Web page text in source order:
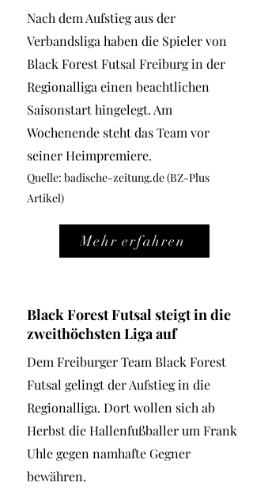
Nach dem Aufstieg aus der
Verbandsliga haben die Spieler von
Black Forest Futsal Freiburg in der
Regionalliga einen beachtlichen
Saisonstart hingelegt. Am
Wochenende steht das Team vor
seiner Heimpremiere.
Quelle: badische-zeitung.de (BZ-Plus
Artikel)
Mehr erfahren
Black Forest Futsal steigt in die
zweithöchsten Liga auf
Dem Freiburger Team Black Forest
Futsal gelingt der Aufstieg in die
Regionalliga. Dort wollen sich ab
Herbst die Hallenfußballer um Frank
Uhle gegen namhafte Gegner
bewähren.